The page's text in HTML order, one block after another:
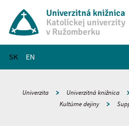
Univerzitná knižnica
Katolíckej univerzity
v Ružomberku
SK EN
Hlavné menu
Univerzita Univerzitná knižnica
Kultúrne dejiny